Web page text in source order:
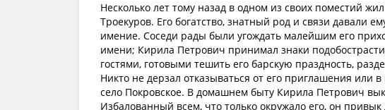
Несколько лет тому назад в одном из своих поместий
Троекуров. Его богатство, знатный род и связи давали
имение. Соседи рады были угождать малейшим его
имени; Кирила Петрович принимал знаки
гостями, готовыми тешить его барскую праздность,
Никто не дерзал отказываться от его приглашения
село Покровское. В домашнем быту Кирила Петрович
Избалованный всем, что только окружало его, он